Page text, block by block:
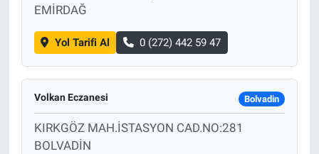
EMİRDAĞ
Yol Tarifi Al 0 (272) 442 59 47
Volkan Eczanesi Bolvadin
KIRKGÖZ MAH.İSTASYON CAD.NO:281
BOLVADİN